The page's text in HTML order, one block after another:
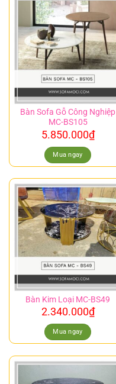
Bàn Sofa Gỗ Công Nghiệp
MC-BS105
5.850.000₫
Mua ngay
Bàn Kim Loại MC-BS49
2.340.000₫
Mua ngay